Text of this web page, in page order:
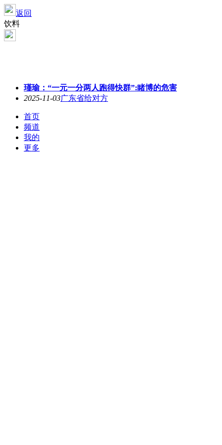
返回
饮料
瑾瑜：“一元一分两人跑得快群”:睹博的危害
2025-11-03广东省给对方
首页
频道
我的
更多